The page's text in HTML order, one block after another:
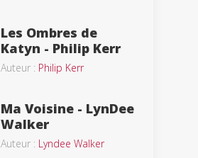
Les Ombres de
Katyn - Philip Kerr
Auteur : Philip Kerr
Ma Voisine - LynDee
Walker
Auteur : Lyndee Walker